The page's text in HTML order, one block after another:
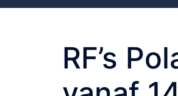
RF’s